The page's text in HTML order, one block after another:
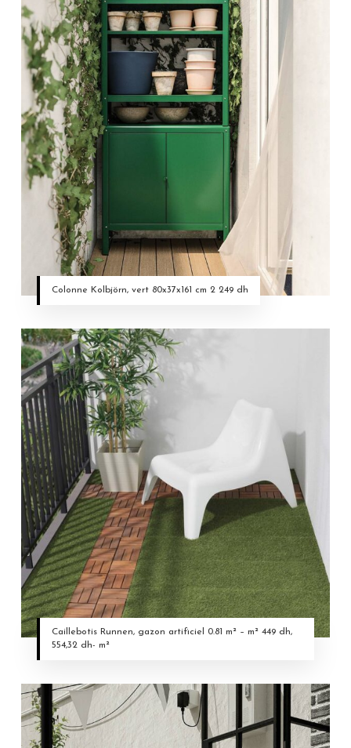
Colonne Kolbjörn, vert 80x37x161 cm 2 249 dh
Caillebotis Runnen, gazon artificiel 0.81 m² – m² 449 dh,
554,32 dh- m²